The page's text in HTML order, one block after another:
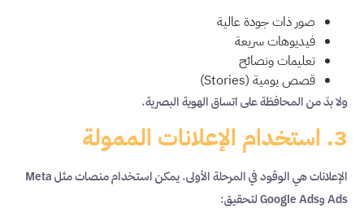
صور ذات جودة عالية
فيديوهات سريعة
تعليمات ونصائح
قصص يومية (Stories)
ولا بدّ من المحافظة على اتساق الهوية البصرية.
3. استخدام الإعلانات الممولة
الإعلانات هي الوقود في المرحلة الأولى. يمكن استخدام منصات مثل Meta
Ads وGoogle Ads لتحقيق: